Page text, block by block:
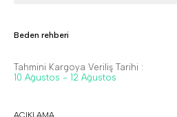
Beden rehberi
Tahmini Kargoya Veriliş Tarihi :
10 Ağustos - 12 Ağustos